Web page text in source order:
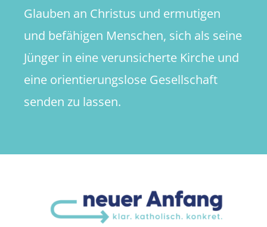
Glauben an Christus und ermutigen
und befähigen Menschen, sich als seine
Jünger in eine verunsicherte Kirche und
eine orientierungslose Gesellschaft
senden zu lassen.